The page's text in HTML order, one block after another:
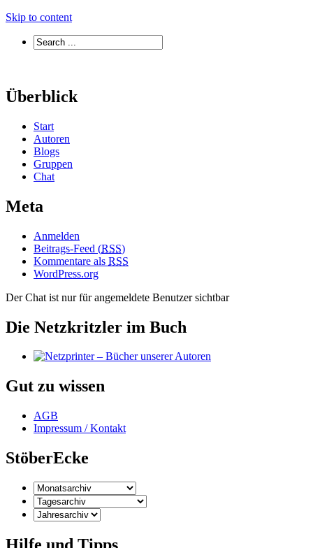
Skip to content
Überblick
Start
Autoren
Blogs
Gruppen
Chat
Meta
Anmelden
Beitrags-Feed (RSS)
Kommentare als RSS
WordPress.org
Der Chat ist nur für angemeldete Benutzer sichtbar
Die Netzkritzler im Buch
Gut zu wissen
AGB
Impressum / Kontakt
StöberEcke